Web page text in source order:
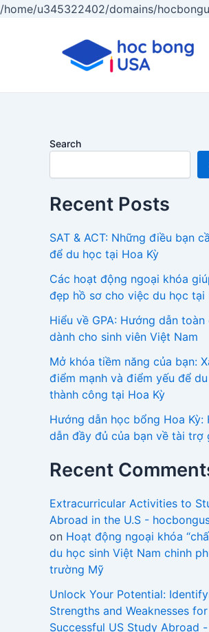
/home/u345322402/domains/
Search
Recent Posts
SAT & ACT: Những điều bạn
để du học tại Hoa Kỳ
Các hoạt động ngoại khóa
đẹp hồ sơ cho việc du học tại
Hiểu về GPA: Hướng dẫn toàn
dành cho sinh viên Việt Nam
Mở khóa tiềm năng của bạn:
điểm mạnh và điểm yếu để
thành công tại Hoa Kỳ
Hướng dẫn học bổng Hoa Kỳ:
dẫn đầy đủ của bạn về tài trợ
Recent
Extracurricular Activities to
Abroad in the U.S -
on Hoạt động ngoại khóa
du học sinh Việt Nam chinh
trường Mỹ
Unlock Your Potential:
Strengths and Weaknesses
Successful US Study Abroad -